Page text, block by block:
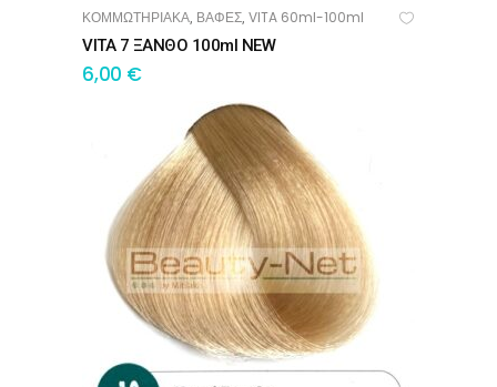
ΠΡΟΣΘΉΚΗ ΣΤΟ ΚΑΛΆΘΙ
ΚΟΜΜΩΤΗΡΙΑΚΑ, ΒΑΦΕΣ, VITA 60ml-100ml
VITA 7 ΞΑΝΘΟ 100ml NEW
6,00 €